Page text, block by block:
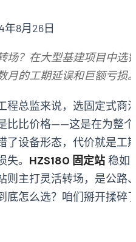
年8月26日
场？在大型基建项目中选
月的工期延误和巨额亏损
程总监来说，选固定式商
比比价格——这是在为整个
了设备形态，代价就是工
。 HZS180 固定站 稳如
则主打灵活转场，是公路
底怎么选？咱们掰开揉碎